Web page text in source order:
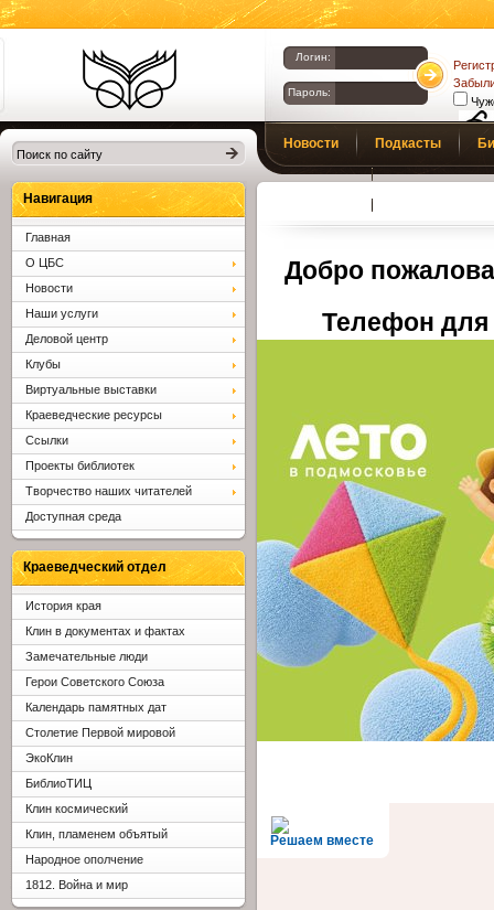
Библиотеки
Клина. Клинская
ЦБС.
Логин:
Пароль:
Новости Подкасты
Добро
Телефон для
Решаем вместе
Навигация
Главная
О ЦБС
Новости
Наши услуги
Деловой центр
Клубы
Виртуальные выставки
Краеведческие ресурсы
Ссылки
Проекты библиотек
Творчество наших читателей
Доступная среда
Краеведческий отдел
История края
Клин в документах и фактах
Замечательные люди
Герои Советского Союза
Календарь памятных дат
Столетие Первой мировой
ЭкоКлин
БиблиоТИЦ
Клин космический
Клин, пламенем объятый
Народное ополчение
1812. Война и мир